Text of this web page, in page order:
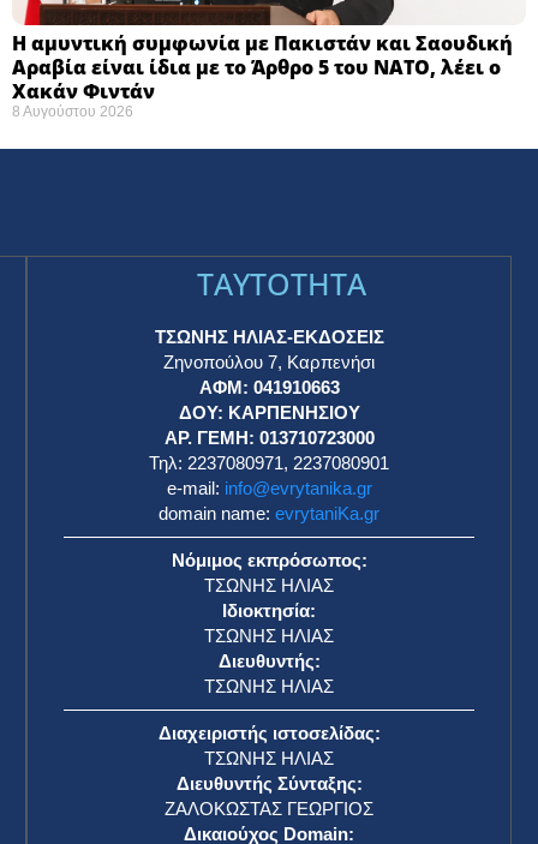
Η αμυντική συμφωνία με Πακιστάν και Σαουδική
Αραβία είναι ίδια με το Άρθρο 5 του ΝΑΤΟ, λέει ο
Χακάν Φιντάν
8 Αυγούστου 2026
TAYTOTHTA
ΤΣΩΝΗΣ ΗΛΙΑΣ-ΕΚΔΟΣΕΙΣ
Ζηνοπούλου 7, Καρπενήσι
ΑΦΜ: 041910663
ΔΟΥ: ΚΑΡΠΕΝΗΣΙΟΥ
ΑΡ. ΓΕΜΗ: 013710723000
Τηλ: 2237080971, 2237080901
e-mail: info@evrytanika.gr
domain name: evrytaniKa.gr
Νόμιμος εκπρόσωπος:
ΤΣΩΝΗΣ ΗΛΙΑΣ
Ιδιοκτησία:
ΤΣΩΝΗΣ ΗΛΙΑΣ
Διευθυντής:
ΤΣΩΝΗΣ ΗΛΙΑΣ
Διαχειριστής ιστοσελίδας:
ΤΣΩΝΗΣ ΗΛΙΑΣ
Διευθυντής Σύνταξης:
ΖΑΛΟΚΩΣΤΑΣ ΓΕΩΡΓΙΟΣ
Δικαιούχος Domain: